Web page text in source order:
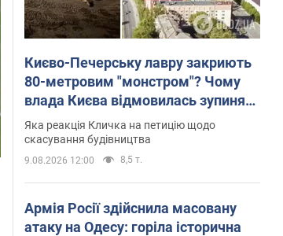
Києво-Печерську лавру закриють
80-метровим "монстром"? Чому
влада Києва відмовилась зупиняти
будівництво хмарочоса
"московського вірянина"
Яка реакція Кличка на петицію щодо
скасування будівництва
9.08.2026 12:00 8,5 т.
Армія Росії здійснила масовану
атаку на Одесу: горіла історична